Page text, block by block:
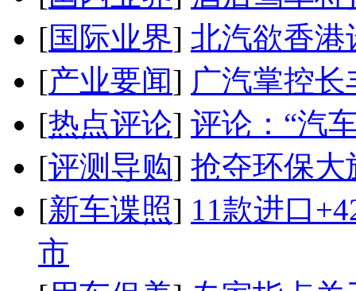
[国际业界] 北汽欲香港
[产业要闻] 广汽掌控
[热点评论] 评论：“汽
[评测导购] 抢夺环保大
[新车谍照] 11款进口
市